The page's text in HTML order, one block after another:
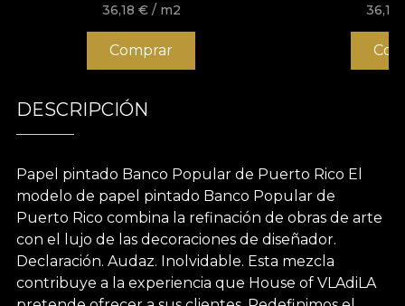
36,18 € / m2
Comprar
36,18
DESCRIPCIÓN
Papel pintado Banco Popular de Puerto Rico El
modelo de papel pintado Banco Popular de
Puerto Rico combina la refinación de obras de arte
con el lujo de las decoraciones de diseñador.
Declaración. Audaz. Inolvidable. Esta mezcla
contribuye a la experiencia que House of VLAdiLA